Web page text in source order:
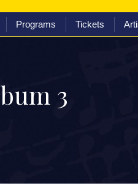
Programs Tickets
bum 3